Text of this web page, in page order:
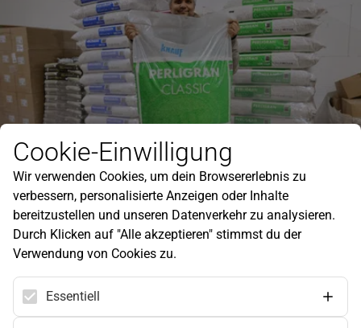
Perligran Classic
Mineralischer Bodenverbesserer für problematische Böden
27,95
€ 100 l
Grundpreis:
Cookie-Einwilligung
Wir verwenden Cookies, um dein Browsererlebnis zu
verbessern, personalisierte Anzeigen oder Inhalte
bereitzustellen und unseren Datenverkehr zu analysieren.
Durch Klicken auf "Alle akzeptieren" stimmst du der
Verwendung von Cookies zu.
Essentiell